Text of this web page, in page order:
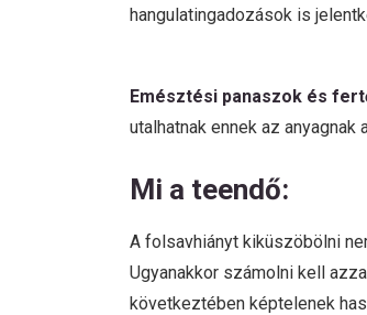
hangulatingadozások is
Emésztési panaszok és
utalhatnak ennek az anyagnak
Mi a teendő:
A folsavhiányt kiküszöbölni
Ugyanakkor számolni kell
következtében képtelenek